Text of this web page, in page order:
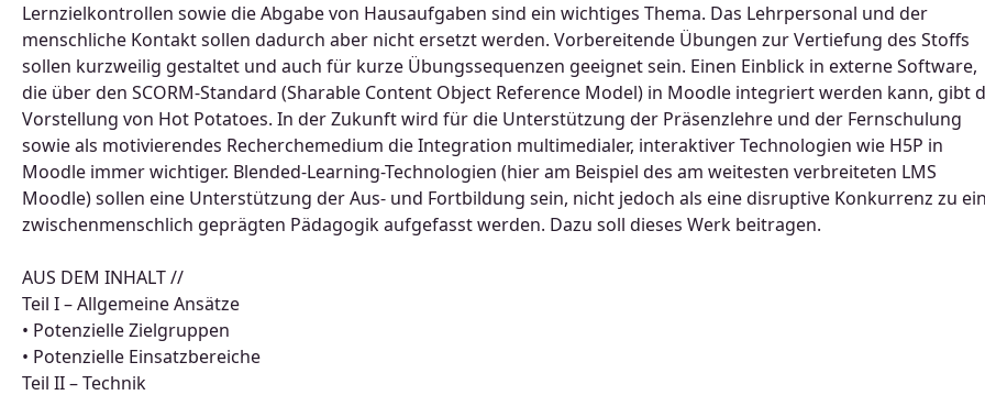
Lernzielkontrollen sowie die Abgabe von Hausaufgaben sind ein wichtiges Thema. Das Lehrpersonal und der
menschliche Kontakt sollen dadurch aber nicht ersetzt werden. Vorbereitende Übungen zur Vertiefung des Stoffs
sollen kurzweilig gestaltet und auch für kurze Übungssequenzen geeignet sein. Einen Einblick in externe Software,
die über den SCORM-Standard (Sharable Content Object Reference Model) in Moodle integriert werden kann, gibt
Vorstellung von Hot Potatoes. In der Zukunft wird für die Unterstützung der Präsenzlehre und der Fernschulung
sowie als motivierendes Recherchemedium die Integration multimedialer, interaktiver Technologien wie H5P in
Moodle immer wichtiger. Blended-Learning-Technologien (hier am Beispiel des am weitesten verbreiteten LMS
Moodle) sollen eine Unterstützung der Aus- und Fortbildung sein, nicht jedoch als eine disruptive Konkurrenz zu
zwischenmenschlich geprägten Pädagogik aufgefasst werden. Dazu soll dieses Werk beitragen.
AUS DEM INHALT //
Teil I – Allgemeine Ansätze
• Potenzielle Zielgruppen
• Potenzielle Einsatzbereiche
Teil II – Technik